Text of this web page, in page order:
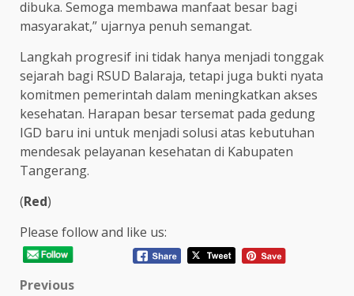
dibuka. Semoga membawa manfaat besar bagi
masyarakat,” ujarnya penuh semangat.
Langkah progresif ini tidak hanya menjadi tonggak
sejarah bagi RSUD Balaraja, tetapi juga bukti nyata
komitmen pemerintah dalam meningkatkan akses
kesehatan. Harapan besar tersemat pada gedung
IGD baru ini untuk menjadi solusi atas kebutuhan
mendesak pelayanan kesehatan di Kabupaten
Tangerang.
(Red)
Please follow and like us:
Post
Previous